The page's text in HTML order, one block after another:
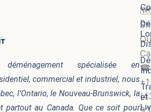
spécialisée en
commercial et industriel, nous
l’Ontario, le Nouveau-Brunswick, la
partout au Canada. Que ce soit pour
et
🗺️
☎
+1